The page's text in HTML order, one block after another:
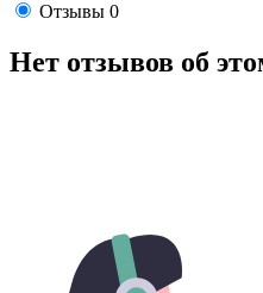
Отзывы 0
Нет отзывов об